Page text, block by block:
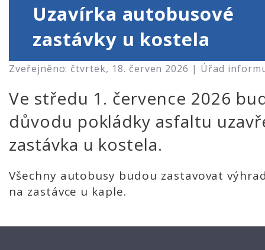
Uzavírka autobusové
zastávky u kostela
Zveřejněno: čtvrtek, 18. červen 2026 | Úřad
Ve středu 1. července 2026
důvodu pokládky asfaltu
zastávka u kostela.
Všechny autobusy budou zastavovat
na zastávce u kaple.